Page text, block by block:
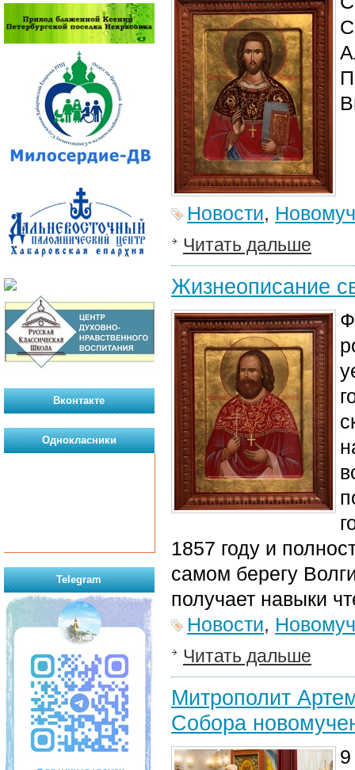
Новости,
Читать дальше
Жизнеописание
1857 году и
самом берегу
получает навыки
Новости,
Читать дальше
Митрополит
Собора
Вконтакте
Однокласники
Telegram